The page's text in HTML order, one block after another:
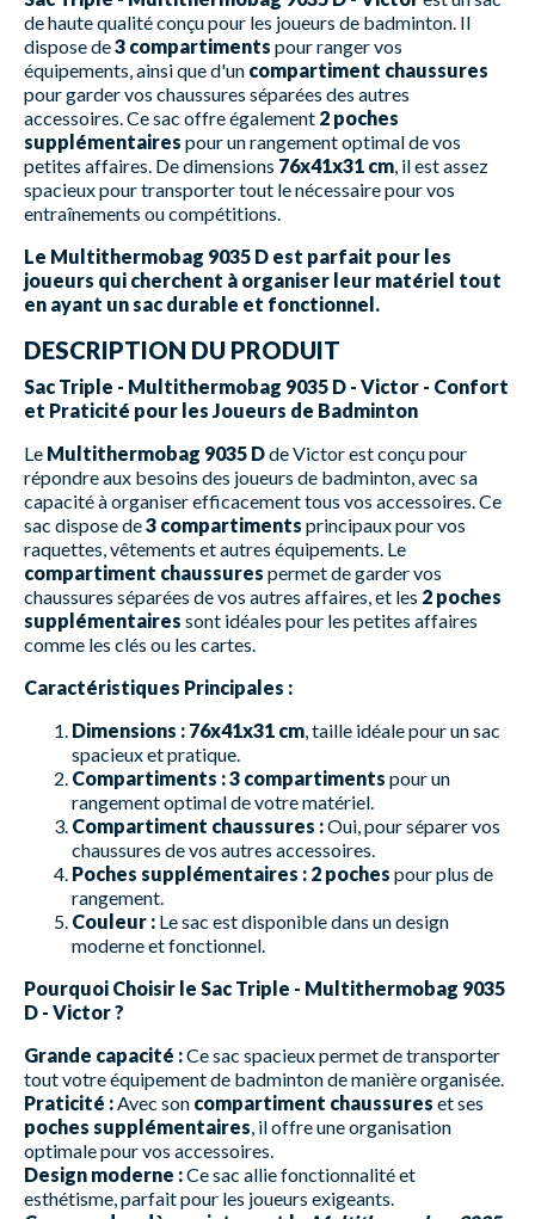
de haute qualité conçu pour les joueurs de badminton. Il
dispose de3 compartiments pour ranger vos
équipements, ainsi que d'un compartiment chaussures
pour garder vos chaussures séparées des autres
accessoires. Ce sac offre également 2 poches
supplémentaires pour un rangement optimal de vos
petites affaires. De dimensions 76x41x31 cm , il est assez
spacieux pour transporter tout le nécessaire pour vos
entraînements ou compétitions.
Le Multithermobag 9035 D est parfait pour les
joueurs qui cherchent à organiser leur matériel tout
en ayant un sac durable et fonctionnel.
DESCRIPTION DU PRODUIT
Sac Triple - Multithermobag 9035 D - Victor - Confort
et Praticité pour les Joueurs de Badminton
Le Multithermobag 9035 Dde Victor est conçu pour
répondre aux besoins des joueurs de badminton, avec sa
capacité à organiser efficacement tous vos accessoires. Ce
sac dispose de3 compartiments principaux pour vos
raquettes, vêtements et autres équipements. Le
compartiment chaussures permet de garder vos
chaussures séparées de vos autres affaires, et les 2 poches
supplémentaires sont idéales pour les petites affaires
comme les clés ou les cartes.
Caractéristiques Principales :
Dimensions : 76x41x31 cm , taille idéale pour un sac
spacieux et pratique.
Compartiments :3 compartiments pour un
rangement optimal de votre matériel.
Compartiment chaussures :Oui, pour séparer vos
chaussures de vos autres accessoires.
Poches supplémentaires : 2 poches pour plus de
rangement.
Couleur : Le sac est disponible dans un design
moderne et fonctionnel.
Pourquoi Choisir le Sac Triple - Multithermobag 9035
D - Victor ?
Grande capacité :Ce sac spacieux permet de transporter
tout votre équipement de badminton de manière organisée.
Praticité : Avec son compartiment chaussures et ses
poches supplémentaires , il offre une organisation
optimale pour vos accessoires.
Design moderne :Ce sac allie fonctionnalité et
esthétisme, parfait pour les joueurs exigeants.